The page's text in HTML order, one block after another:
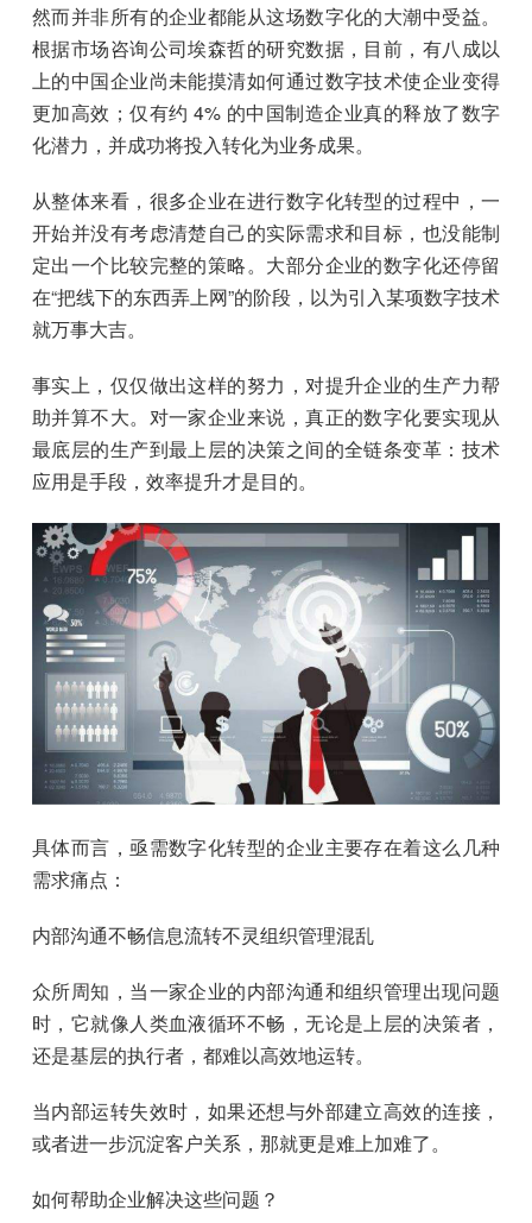
然而并非所有的企业都能从这场数字化的大潮中受益。
根据市场咨询公司埃森哲的研究数据，目前，有八成以
上的中国企业尚未能摸清如何通过数字技术使企业变得
更加高效；仅有约 4% 的中国制造企业真的释放了数字
化潜力，并成功将投入转化为业务成果。
从整体来看，很多企业在进行数字化转型的过程中，一
开始并没有考虑清楚自己的实际需求和目标，也没能制
定出一个比较完整的策略。大部分企业的数字化还停留
在“把线下的东西弄上网”的阶段，以为引入某项数字技术
就万事大吉。
事实上，仅仅做出这样的努力，对提升企业的生产力帮
助并算不大。对一家企业来说，真正的数字化要实现从
最底层的生产到最上层的决策之间的全链条变革：技术
应用是手段，效率提升才是目的。
具体而言，亟需数字化转型的企业主要存在着这么几种
需求痛点：
内部沟通不畅信息流转不灵组织管理混乱
众所周知，当一家企业的内部沟通和组织管理出现问题
时，它就像人类血液循环不畅，无论是上层的决策者，
还是基层的执行者，都难以高效地运转。
当内部运转失效时，如果还想与外部建立高效的连接，
或者进一步沉淀客户关系，那就更是难上加难了。
如何帮助企业解决这些问题？